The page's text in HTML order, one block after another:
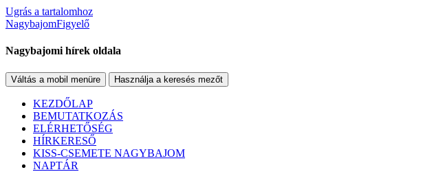
Ugrás a tartalomhoz
NagybajomFigyelő
Nagybajomi hírek oldala
Váltás a mobil menüre Használja a keresés mezőt
KEZDŐLAP
BEMUTATKOZÁS
ELÉRHETŐSÉG
HÍRKERESŐ
KISS-CSEMETE NAGYBAJOM
NAPTÁR